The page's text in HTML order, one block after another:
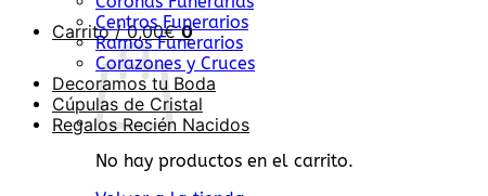
Carrito /0,00€ 0
No hay productos en el carrito.
Centros Funerarios
Ramos Funerarios
Corazones y Cruces
Decoramos tu Boda
Cúpulas de Cristal
Regalos Recién Nacidos